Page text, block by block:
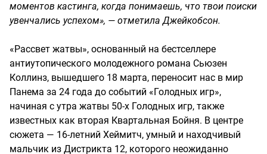
моментов кастинга, когда понимаешь, что твои поиски
увенчались успехом», — отметила Джейкобсон.
«Рассвет жатвы», основанный на бестселлере
антиутопического молодежного романа Сьюзен
Коллинз, вышедшего 18 марта, переносит нас в мир
Панема за 24 года до событий «Голодных игр»,
начиная с утра жатвы 50-х Голодных игр, также
известных как вторая Квартальная Бойня. В центре
сюжета — 16-летний Хеймитч, умный и находчивый
мальчик из Дистрикта 12, которого неожиданно